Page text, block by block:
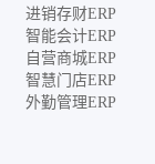
进销存财ERP
智能会计ERP
自营商城ERP
智慧门店ERP
外勤管理ERP